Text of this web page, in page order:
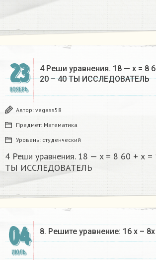
23
НОЯБРЬ
4 Реши уравнения. 18 — x = 8
20 – 40 ТЫ ИССЛЕДОВАТЕЛЬ​
Автор: vegass58
Предмет: Математика
Уровень: студенческий
4 Реши уравнения. 18 — x = 8 60 + х
ТЫ ИССЛЕДОВАТЕЛЬ​
04
ИЮЛЬ
8. Решите уравнение: 16 х –